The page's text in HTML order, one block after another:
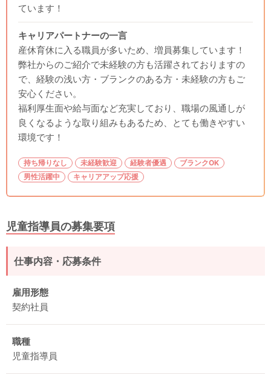
ています！
キャリアパートナーの一言
産休育休に入る職員が多いため、増員募集しています！
弊社からのご紹介で未経験の方も活躍されておりますの
で、経験の浅い方・ブランクのある方・未経験の方もご
安心ください。
福利厚生面や給与面など充実しており、職場の風通しが
良くなるような取り組みもあるため、とても働きやすい
環境です！
持ち帰りなし 未経験歓迎 経験者優遇
ブランクOK
男性活躍中
キャリアアップ応援
児童指導員の募集要項
仕事内容・応募条件
雇用形態
契約社員
職種
児童指導員